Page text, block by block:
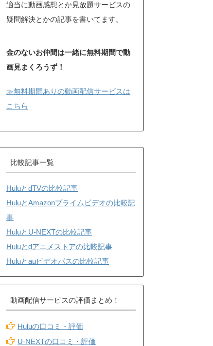
適当に動画感想とか見放題サービスの
疑問解決とかの記事を書いてます。
金のないお仲間は一緒に無料期間で動
画見まくろうず！
≫無料期間ありの動画配信サービスは
こちら
比較記事一覧
HuluとdTVの比較記事
HuluとAmazonプライムビデオの比較記
事
HuluとU-NEXTの比較記事
Huluとdアニメストアの比較記事
Huluとauビデオパスの比較記事
動画配信サービスの評価まとめ！
Huluの口コミ・評価
U-NEXTの口コミ・評価